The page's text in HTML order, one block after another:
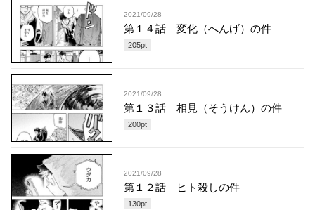
2021/09/28
第１４話 変化（へんげ）の件
205pt
2021/09/28
第１３話 相見（そうけん）の件
200pt
2021/09/28
第１２話 ヒト殺しの件
130pt